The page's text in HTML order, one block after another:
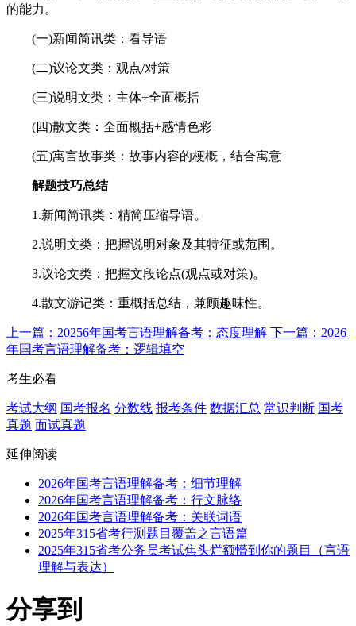
的能力。
(一)新闻简讯类：看导语
(二)议论文类：观点/对策
(三)说明文类：主体+全面概括
(四)散文类：全面概括+感情色彩
(五)寓言故事类：故事内容的梗概，结合寓意
解题技巧总结
1.新闻简讯类：精简压缩导语。
2.说明文类：把握说明对象及其特征或范围。
3.议论文类：把握文段论点(观点或对策)。
4.散文游记类：重概括总结，兼顾趣味性。
上一篇：20256年国考言语理解备考：态度理解 下一篇：2026
年国考言语理解备考：逻辑填空
考生必看
考试大纲 国考报名 分数线 报考条件 数据汇总 常识判断 国考
真题 面试真题
延伸阅读
2026年国考言语理解备考：细节理解
2026年国考言语理解备考：行文脉络
2026年国考言语理解备考：关联词语
2025年315省考行测题目覆盖之言语篇
2025年315省考公务员考试焦头烂额懵到你的题目（言语
理解与表达）
分享到